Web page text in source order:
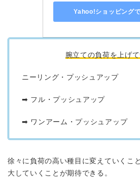
Yahoo!ショッピング
腕立ての負荷を上げ
ニーリング・プッシュアップ
➡︎ フル・プッシュアップ
➡︎ ワンアーム・プッシュアップ
徐々に負荷の高い種目に変えていくこ
大していくことが期待できる。